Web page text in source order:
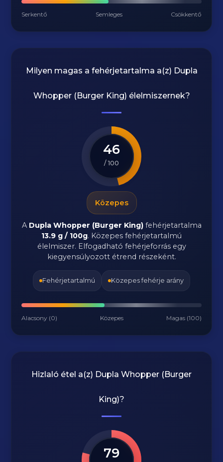
Serkentő Semleges Csökkentő
Milyen magas a fehérjetartalma a(z) Dupla
Whopper (Burger King) élelmiszernek?
46
/ 100
Közepes
A Dupla Whopper (Burger King)fehérjetartalma
13.9 g / 100g. Közepes fehérjetartalmú
élelmiszer. Elfogadható fehérjeforrás egy
kiegyensúlyozott étrend részeként.
Fehérjetartalmú Közepes fehérje arány
Alacsony (0) Közepes Magas (100)
Hizlaló étel a(z) Dupla Whopper (Burger
King)?
79